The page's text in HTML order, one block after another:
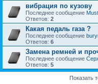
вибрация по кузову
Последнее сообщение
Ответов: 2
Какая педаль газа ?
Последнее сообщение
Ответов: 6
Замена ремней и
Последнее сообщение
Ответов: 5
Показать